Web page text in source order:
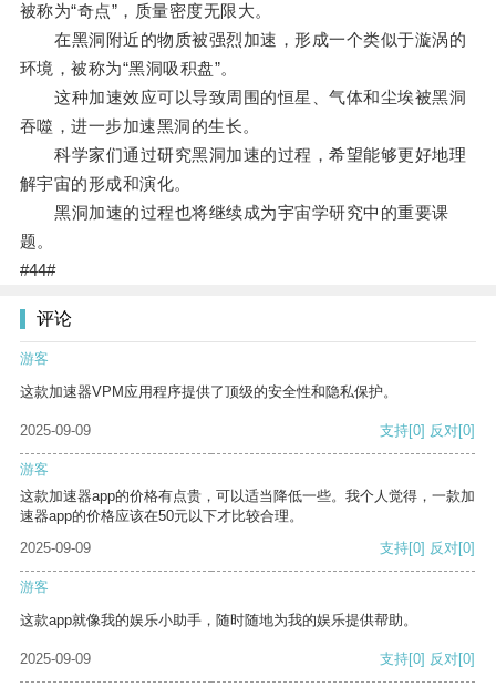
被称为“奇点”，质量密度无限大。
在黑洞附近的物质被强烈加速，形成一个类似于漩涡的
环境，被称为“黑洞吸积盘”。
这种加速效应可以导致周围的恒星、气体和尘埃被黑洞
吞噬，进一步加速黑洞的生长。
科学家们通过研究黑洞加速的过程，希望能够更好地理
解宇宙的形成和演化。
黑洞加速的过程也将继续成为宇宙学研究中的重要课
题。
#44#
评论
游客
这款加速器VPM应用程序提供了顶级的安全性和隐私保护。
2025-09-09 支持[0] 反对[0]
游客
这款加速器app的价格有点贵，可以适当降低一些。我个人觉得，一款加
速器app的价格应该在50元以下才比较合理。
2025-09-09
支持[0] 反对[0]
游客
这款app就像我的娱乐小助手，随时随地为我的娱乐提供帮助。
2025-09-09 支持[0] 反对[0]